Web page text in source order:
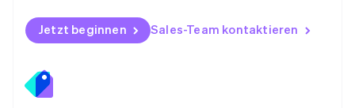
Jetzt beginnen Sales-Team kontaktieren
Schweden
Svenska English
Deutsch
Singapur
English